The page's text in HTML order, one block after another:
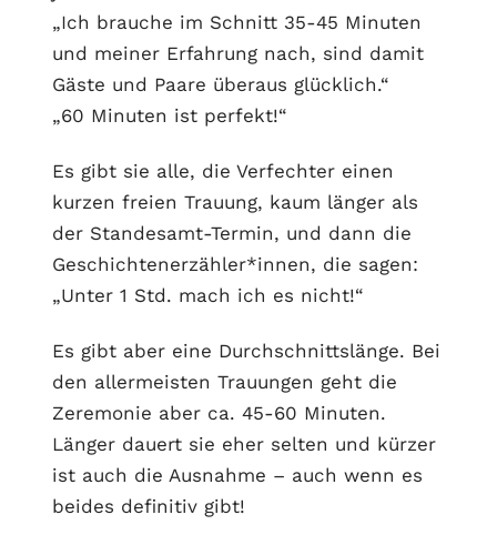
„Ich brauche im Schnitt 35-45 Minuten
und meiner Erfahrung nach, sind damit
Gäste und Paare überaus glücklich.“
„60 Minuten ist perfekt!“
Es gibt sie alle, die Verfechter einen
kurzen freien Trauung, kaum länger als
der Standesamt-Termin, und dann die
Geschichtenerzähler*innen, die sagen:
„Unter 1 Std. mach ich es nicht!“
Es gibt aber eine Durchschnittslänge. Bei
den allermeisten Trauungen geht die
Zeremonie aber ca. 45-60 Minuten.
Länger dauert sie eher selten und kürzer
ist auch die Ausnahme – auch wenn es
beides definitiv gibt!